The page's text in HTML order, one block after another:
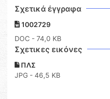
Σχετικά έγγραφα
1002729
DOC - 74,0 KB
Σχετικες εικόνες
ΠΛΣ
JPG - 46,5 KB